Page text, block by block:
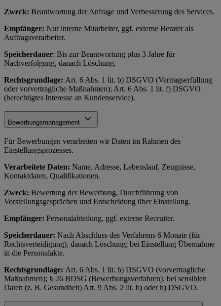
Zweck: Beantwortung der Anfrage und Verbesserung des Services.
Empfänger: Nur interne Mitarbeiter, ggf. externe Berater als
Auftragsverarbeiter.
Speicherdauer: Bis zur Beantwortung plus 3 Jahre für
Nachverfolgung, danach Löschung.
Rechtsgrundlage: Art. 6 Abs. 1 lit. b) DSGVO (Vertragserfüllung
oder vorvertragliche Maßnahmen); Art. 6 Abs. 1 lit. f) DSGVO
(berechtigtes Interesse an Kundenservice).
Bewerbungsmanagement
Für Bewerbungen verarbeiten wir Daten im Rahmen des
Einstellungsprozesses.
Verarbeitete Daten: Name, Adresse, Lebenslauf, Zeugnisse,
Kontaktdaten, Qualifikationen.
Zweck: Bewertung der Bewerbung, Durchführung von
Vorstellungsgesprächen und Entscheidung über Einstellung.
Empfänger: Personalabteilung, ggf. externe Recruiter.
Speicherdauer: Nach Abschluss des Verfahrens 6 Monate (für
Rechtsverteidigung), danach Löschung; bei Einstellung Übernahme
in die Personalakte.
Rechtsgrundlage: Art. 6 Abs. 1 lit. b) DSGVO (vorvertragliche
Maßnahmen); § 26 BDSG (Bewerbungsverfahren); bei sensiblen
Daten (z. B. Gesundheit) Art. 9 Abs. 2 lit. b) oder h) DSGVO.